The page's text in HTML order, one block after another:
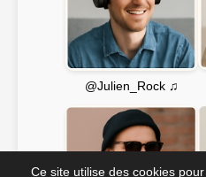
@Julien_Rock ♫
Ce site utilise des cookies